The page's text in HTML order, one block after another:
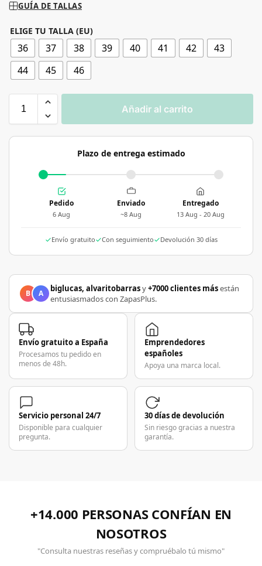
GUÍA DE TALLAS
ELIGE TU TALLA (EU)
36 37 38 39 40 41 42
43
44
45 46
Añadir al carrito
Plazo de entrega estimado
Pedido
6 Aug
Enviado
~8 Aug
Entregado
13 Aug - 20 Aug
Envío gratuito Con seguimiento Devolución 30 días
B A biglucas, alvaritobarrasy+7000 clientes másestán
entusiasmados con ZapasPlus.
Envío gratuito a España
Procesamos tu pedido en
menos de 48h.
Emprendedores
españoles
Apoya una marca local.
Servicio personal 24/7
Disponible para cualquier
pregunta.
30 días de devolución
Sin riesgo gracias a nuestra
garantía.
+14.000 PERSONAS CONFÍAN EN
NOSOTROS
"Consulta nuestras reseñas y compruébalo tú mismo"